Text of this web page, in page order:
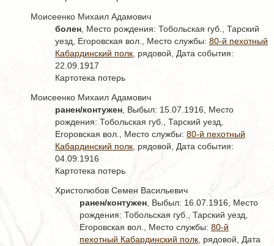
Моисеенко Михаил Адамович
болен , Место рождения: Тобольская губ., Тарский
уезд, Егоровская вол., Место службы: 80-й пехотный
Кабардинский полк , рядовой, Дата события:
22.09.1917
Картотека потерь
Моисеенко Михаил Адамович
ранен/контужен , Выбыл: 15.07.1916, Место
рождения: Тобольская губ., Тарский уезд,
Егоровская вол., Место службы: 80-й пехотный
Кабардинский полк , рядовой, Дата события:
04.09.1916
Картотека потерь
Христолюбов Семен Васильевич
ранен/контужен , Выбыл: 16.07.1916, Место
рождения: Тобольская губ., Тарский уезд,
Егоровская вол., Место службы: 80-й
пехотный Кабардинский полк, рядовой, Дата